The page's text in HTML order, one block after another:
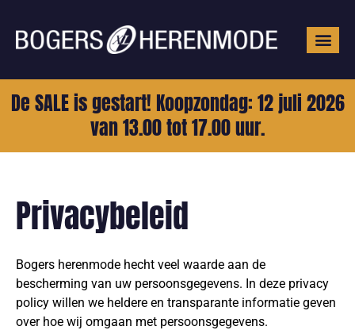
De SALE is gestart! Koopzondag: 12 juli 2026
van 13.00 tot 17.00 uur.
Privacybeleid
Bogers herenmode hecht veel waarde aan de
bescherming van uw persoonsgegevens. In deze privacy
policy willen we heldere en transparante informatie geven
over hoe wij omgaan met persoonsgegevens.